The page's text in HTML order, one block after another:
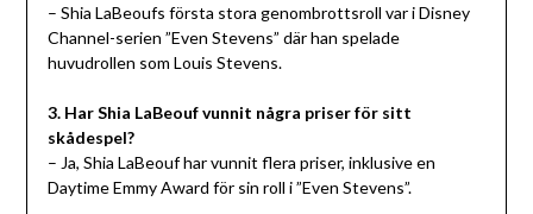
– Shia LaBeoufs första stora genombrottsroll var i Disney
Channel-serien ”Even Stevens” där han spelade
huvudrollen som Louis Stevens.
3. Har Shia LaBeouf vunnit några priser för sitt
skådespel?
– Ja, Shia LaBeouf har vunnit flera priser, inklusive en
Daytime Emmy Award för sin roll i ”Even Stevens”.